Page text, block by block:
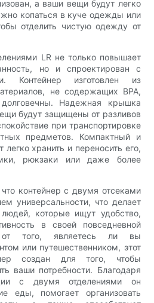
а ваши вещи будут легко
копаться в куче одежды или
отделить чистую одежду от
LR не только повышает
но и спроектирован с
Контейнер изготовлен из
не содержащих BPA,
Надежная крышка
будут защищены от разливов
при транспортировке
предметов. Компактный и
легко хранить и переносить его,
рюкзаки или даже более
контейнер с двумя отсеками
универсальности, что делает
которые ищут удобство,
в своей повседневной
от того, являетесь ли вы
или путешественником, этот
создан для того, чтобы
ваши потребности. Благодаря
с двумя отделениями он
еды, помогает организовать